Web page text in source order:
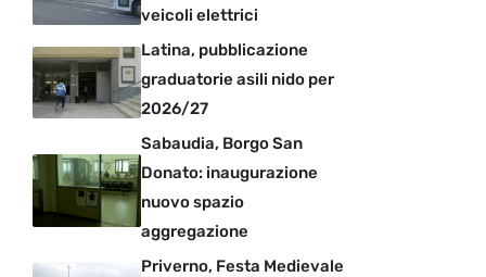
veicoli elettrici
Latina, pubblicazione
graduatorie asili nido per
2026/27
Sabaudia, Borgo San
Donato: inaugurazione
nuovo spazio
aggregazione
Priverno, Festa Medievale